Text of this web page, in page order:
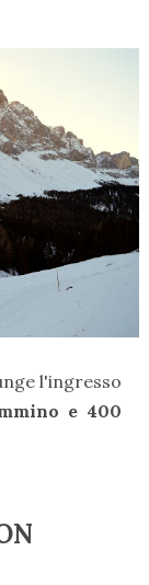
l'ingresso
e 400